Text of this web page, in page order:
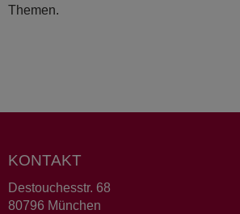
Themen.
KONTAKT
Destouchesstr. 68
80796 München